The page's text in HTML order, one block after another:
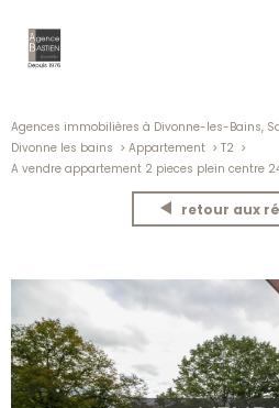
Agences immobilières à Divonne-les-Bains,
Divonne les bains
Appartement
T2
A vendre appartement 2 pieces plein centre
retour aux